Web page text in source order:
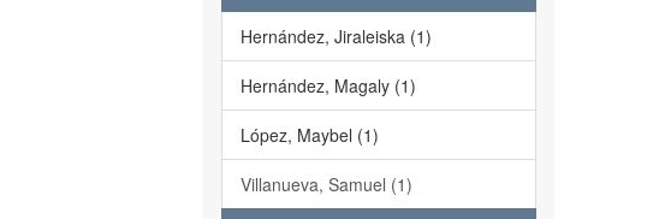
Hernández, Jiraleiska (1)
Hernández, Magaly (1)
López, Maybel (1)
Villanueva, Samuel (1)